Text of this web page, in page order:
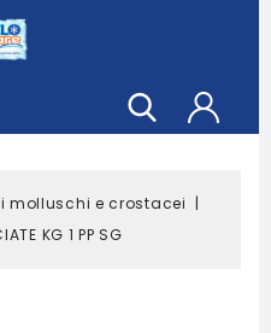
molluschi e crostacei
KG 1 PP SG